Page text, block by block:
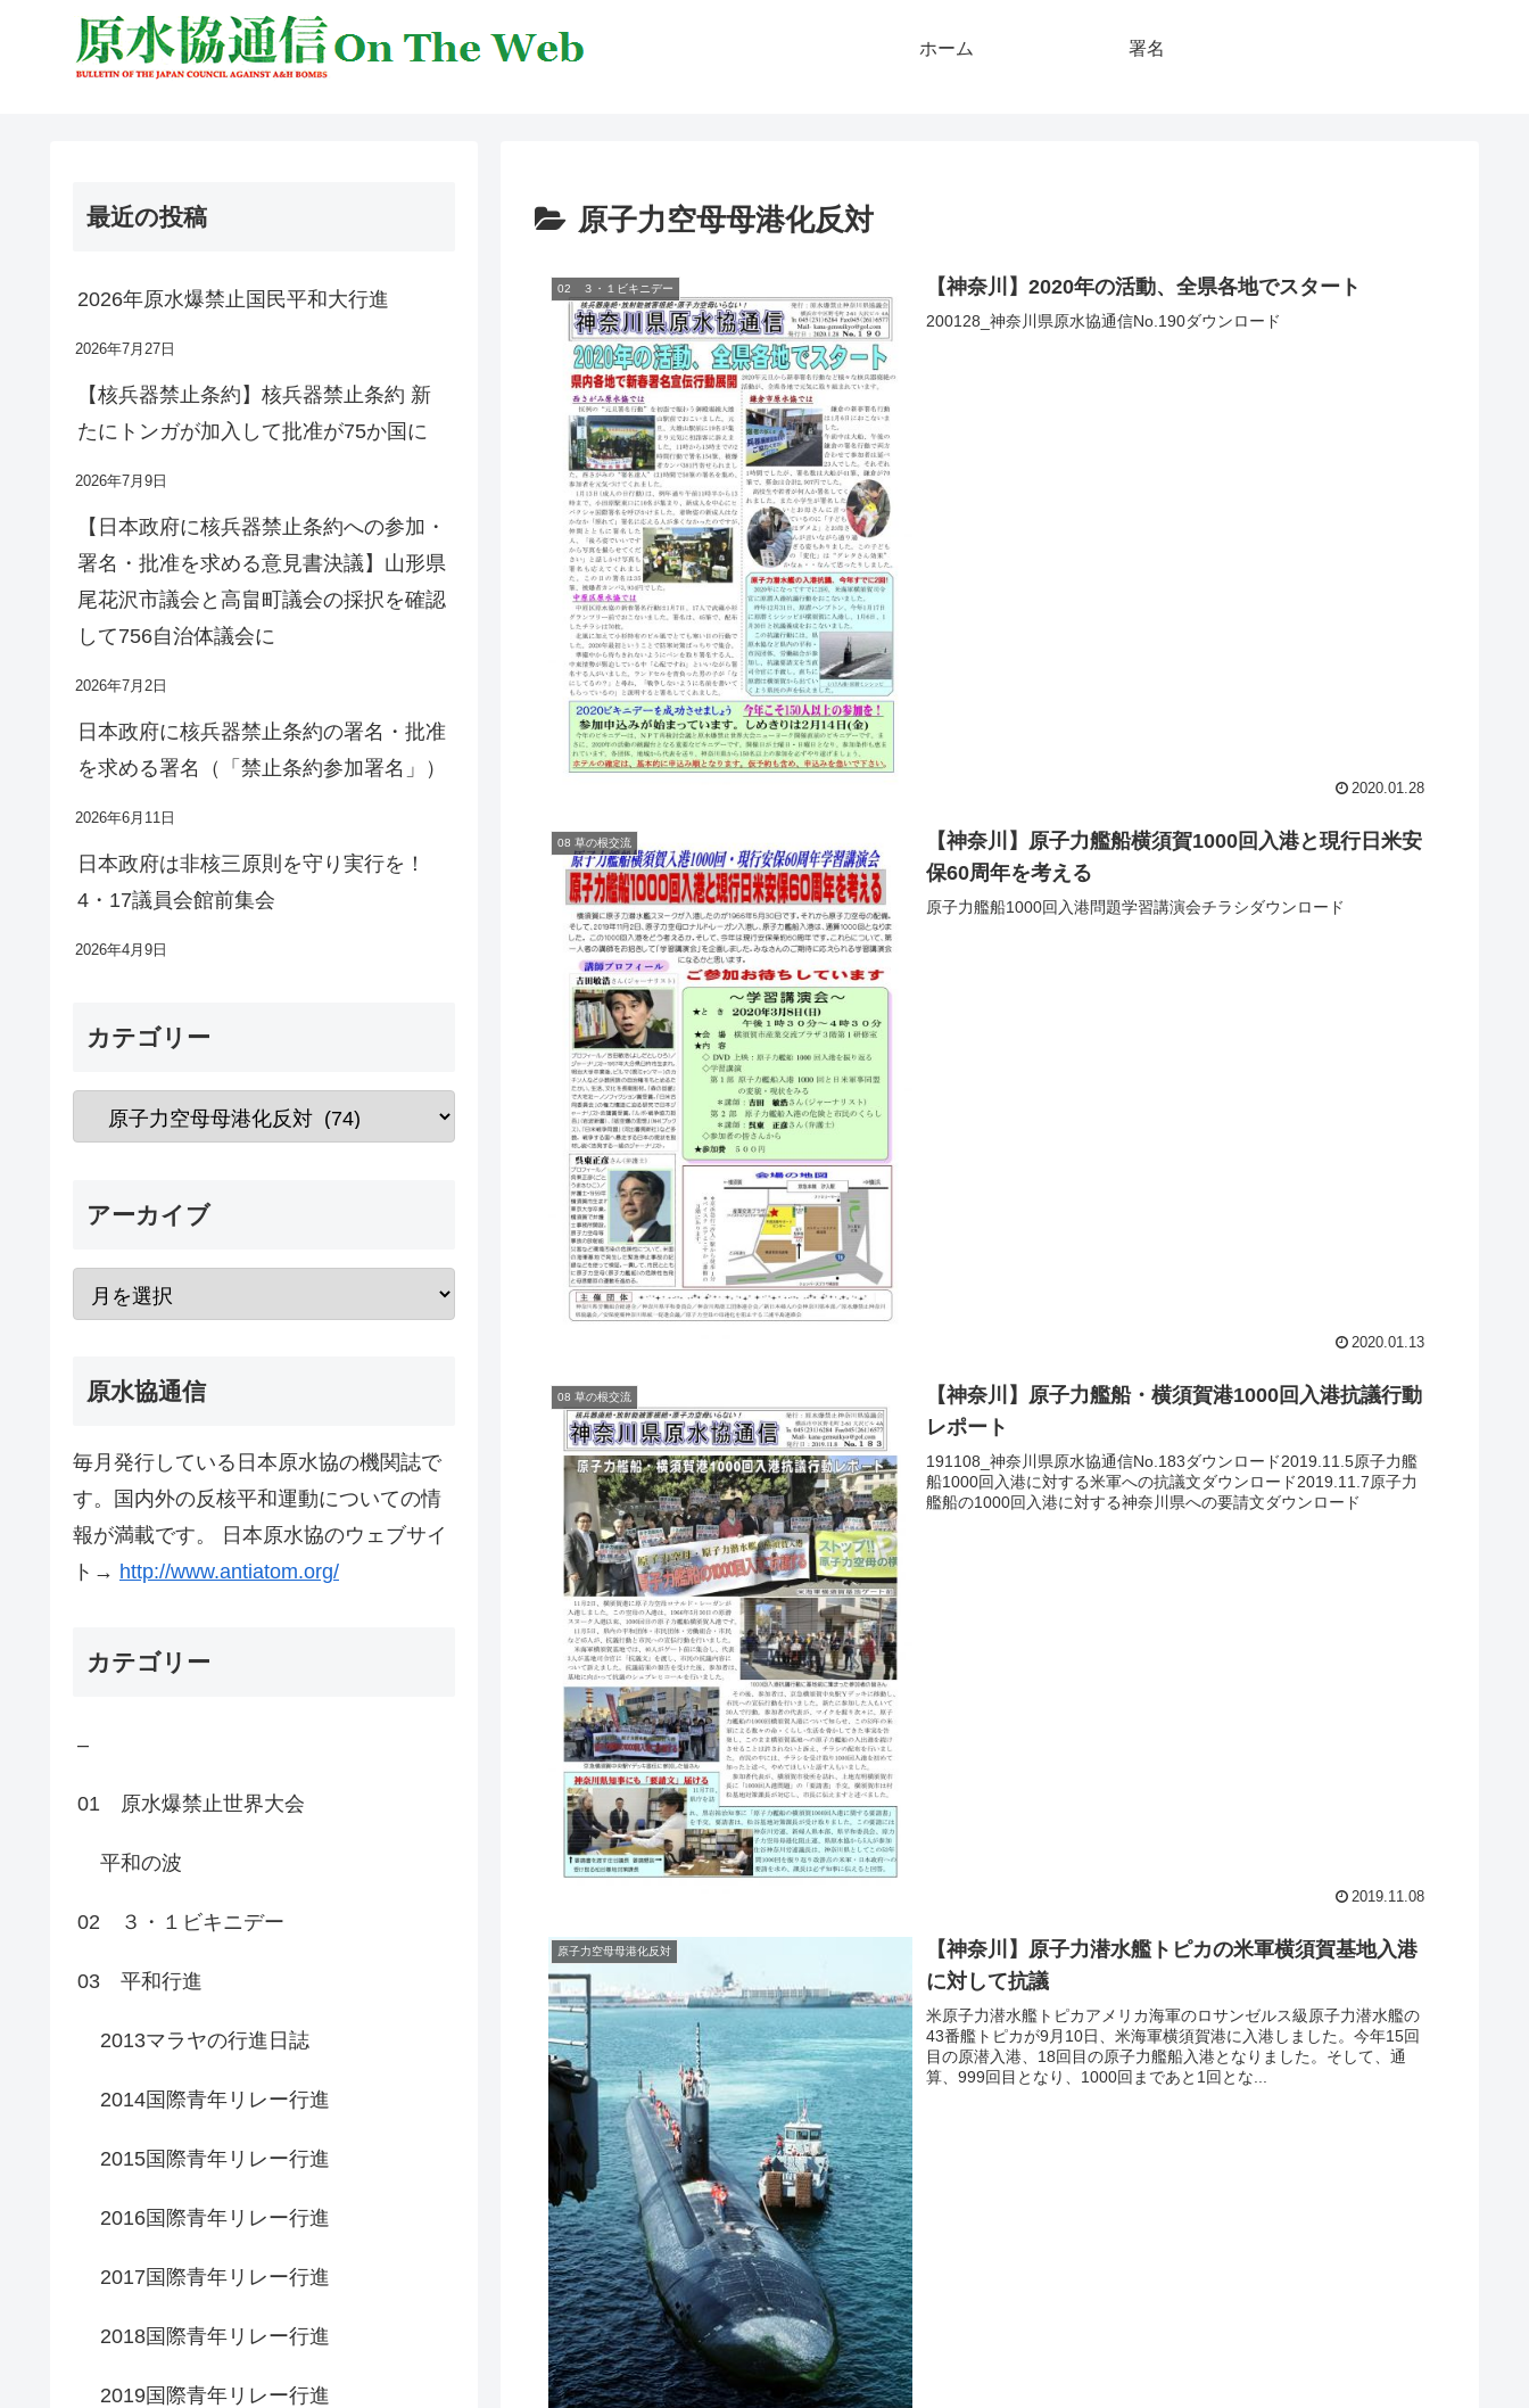
ホーム 署名
原子力空母母港化反対
02 ３・１ビキニデー 【神奈川】2020年の活動、全県各地でスタート
200128_神奈川県原水協通信No.190ダウンロード
2020.01.28
08 草の根交流
【神奈川】原子力艦船横須賀1000回入港と現行日米安
保60周年を考える
原子力艦船1000回入港問題学習講演会チラシダウンロード
2020.01.13
08 草の根交流
【神奈川】原子力艦船・横須賀港1000回入港抗議行動
レポート
191108_神奈川県原水協通信No.183ダウンロード2019.11.5原子力艦
船1000回入港に対する米軍への抗議文ダウンロード2019.11.7原子力
艦船の1000回入港に対する神奈川県への要請文ダウンロード
2019.11.08
原子力空母母港化反対
【神奈川】原子力潜水艦トピカの米軍横須賀基地入港
に対して抗議
米原子力潜水艦トピカアメリカ海軍のロサンゼルス級原子力潜水艦の
43番艦トピカが9月10日、米海軍横須賀港に入港しました。今年15回
目の原潜入港、18回目の原子力艦船入港となりました。そして、通
算、999回目となり、1000回まであと1回とな...
最近の投稿
2026年原水爆禁止国民平和大行進
2026年7月27日
【核兵器禁止条約】核兵器禁止条約 新
たにトンガが加入して批准が75か国に
2026年7月9日
【日本政府に核兵器禁止条約への参加・
署名・批准を求める意見書決議】山形県
尾花沢市議会と高畠町議会の採択を確認
して756自治体議会に
2026年7月2日
日本政府に核兵器禁止条約の署名・批准
を求める署名（「禁止条約参加署名」）
2026年6月11日
日本政府は非核三原則を守り実行を！
4・17議員会館前集会
2026年4月9日
カテゴリー
アーカイブ
原水協通信
毎月発行している日本原水協の機関誌で
す。国内外の反核平和運動についての情
報が満載です。 日本原水協のウェブサイ
ト→ http://www.antiatom.org/
カテゴリー
–
01 原水爆禁止世界大会
平和の波
02 ３・１ビキニデー
03 平和行進
2013マラヤの行進日誌
2014国際青年リレー行進
2015国際青年リレー行進
2016国際青年リレー行進
2017国際青年リレー行進
2018国際青年リレー行進
2019国際青年リレー行進